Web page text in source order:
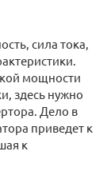
сила тока,
мощности
здесь нужно
Дело в
приведет к
к